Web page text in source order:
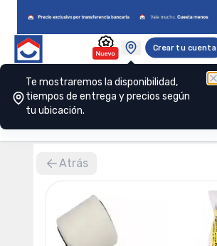
Te mostraremos la disponibilidad,
tiempos de entrega y precios según
tu ubicación.
Crear tu cuenta
Atrás